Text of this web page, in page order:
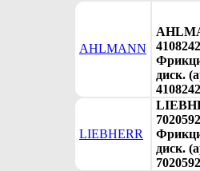
AHLMANN
диск.
LIEBHERR
7020592
диск.